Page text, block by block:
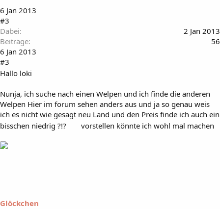
6 Jan 2013
#3
Dabei
2 Jan 2013
Beiträge
56
6 Jan 2013
#3
Hallo loki
Nunja, ich suche nach einen Welpen und ich finde die anderen
Welpen Hier im forum sehen anders aus und ja so genau weis
ich es nicht wie gesagt neu Land und den Preis finde ich auch ein
bisschen niedrig ?!?
vorstellen könnte ich wohl mal machen
Glöckchen